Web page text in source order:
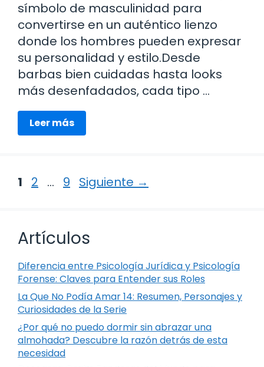
símbolo de masculinidad para
convertirse en un auténtico lienzo
donde los hombres pueden expresar
su personalidad y estilo.Desde
barbas bien cuidadas hasta looks
más desenfadados, cada tipo …
Leer más
Página
1 Página
2 … Página
9 Siguiente →
Artículos
Diferencia entre Psicología Jurídica y Psicología
Forense: Claves para Entender sus Roles
La Que No Podía Amar 14: Resumen, Personajes y
Curiosidades de la Serie
¿Por qué no puedo dormir sin abrazar una
almohada? Descubre la razón detrás de esta
necesidad